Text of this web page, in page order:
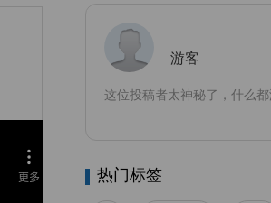
游客
这位投稿者太神秘了，什么
热门标签